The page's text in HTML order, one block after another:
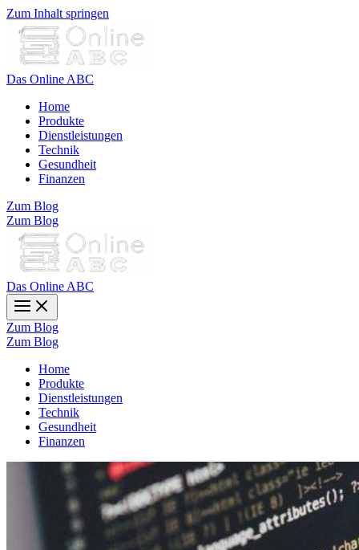
Zum Inhalt springen
Das Online ABC
Home
Produkte
Dienstleistungen
Technik
Gesundheit
Finanzen
Zum Blog
Zum Blog
Das Online ABC
Zum Blog
Zum Blog
Home
Produkte
Dienstleistungen
Technik
Gesundheit
Finanzen